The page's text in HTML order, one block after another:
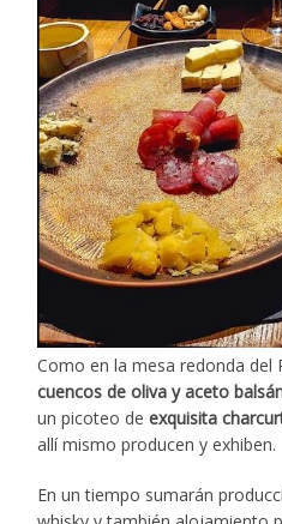
Como en la mesa redonda del
cuencos de oliva y aceto
un picoteo deexquisita
allí mismo producen y exhiben.
En un tiempo sumarán